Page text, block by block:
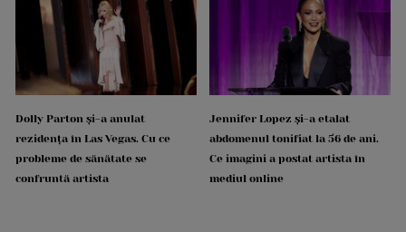
Dolly Parton și-a anulat
rezidența în Las Vegas. Cu ce
probleme de sănătate se
confruntă artista
Jennifer Lopez și-a etalat
abdomenul tonifiat la 56 de ani.
Ce imagini a postat artista în
mediul online